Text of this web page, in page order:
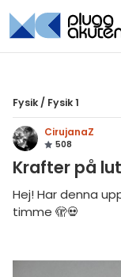
Fysik / Fysik 1
CirujanaZ
508
Krafter på
Hej! Har denna
timme 🫣💀
& Bygg